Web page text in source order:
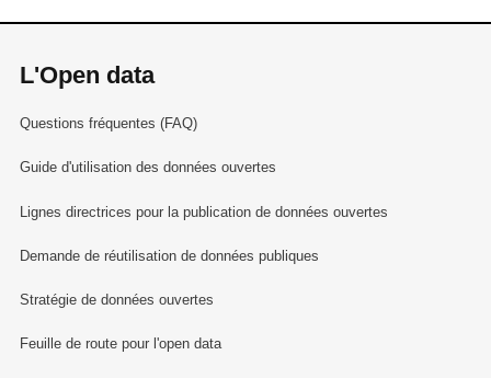
L'Open data
Questions fréquentes (FAQ)
Guide d'utilisation des données ouvertes
Lignes directrices pour la publication de données ouvertes
Demande de réutilisation de données publiques
Stratégie de données ouvertes
Feuille de route pour l'open data